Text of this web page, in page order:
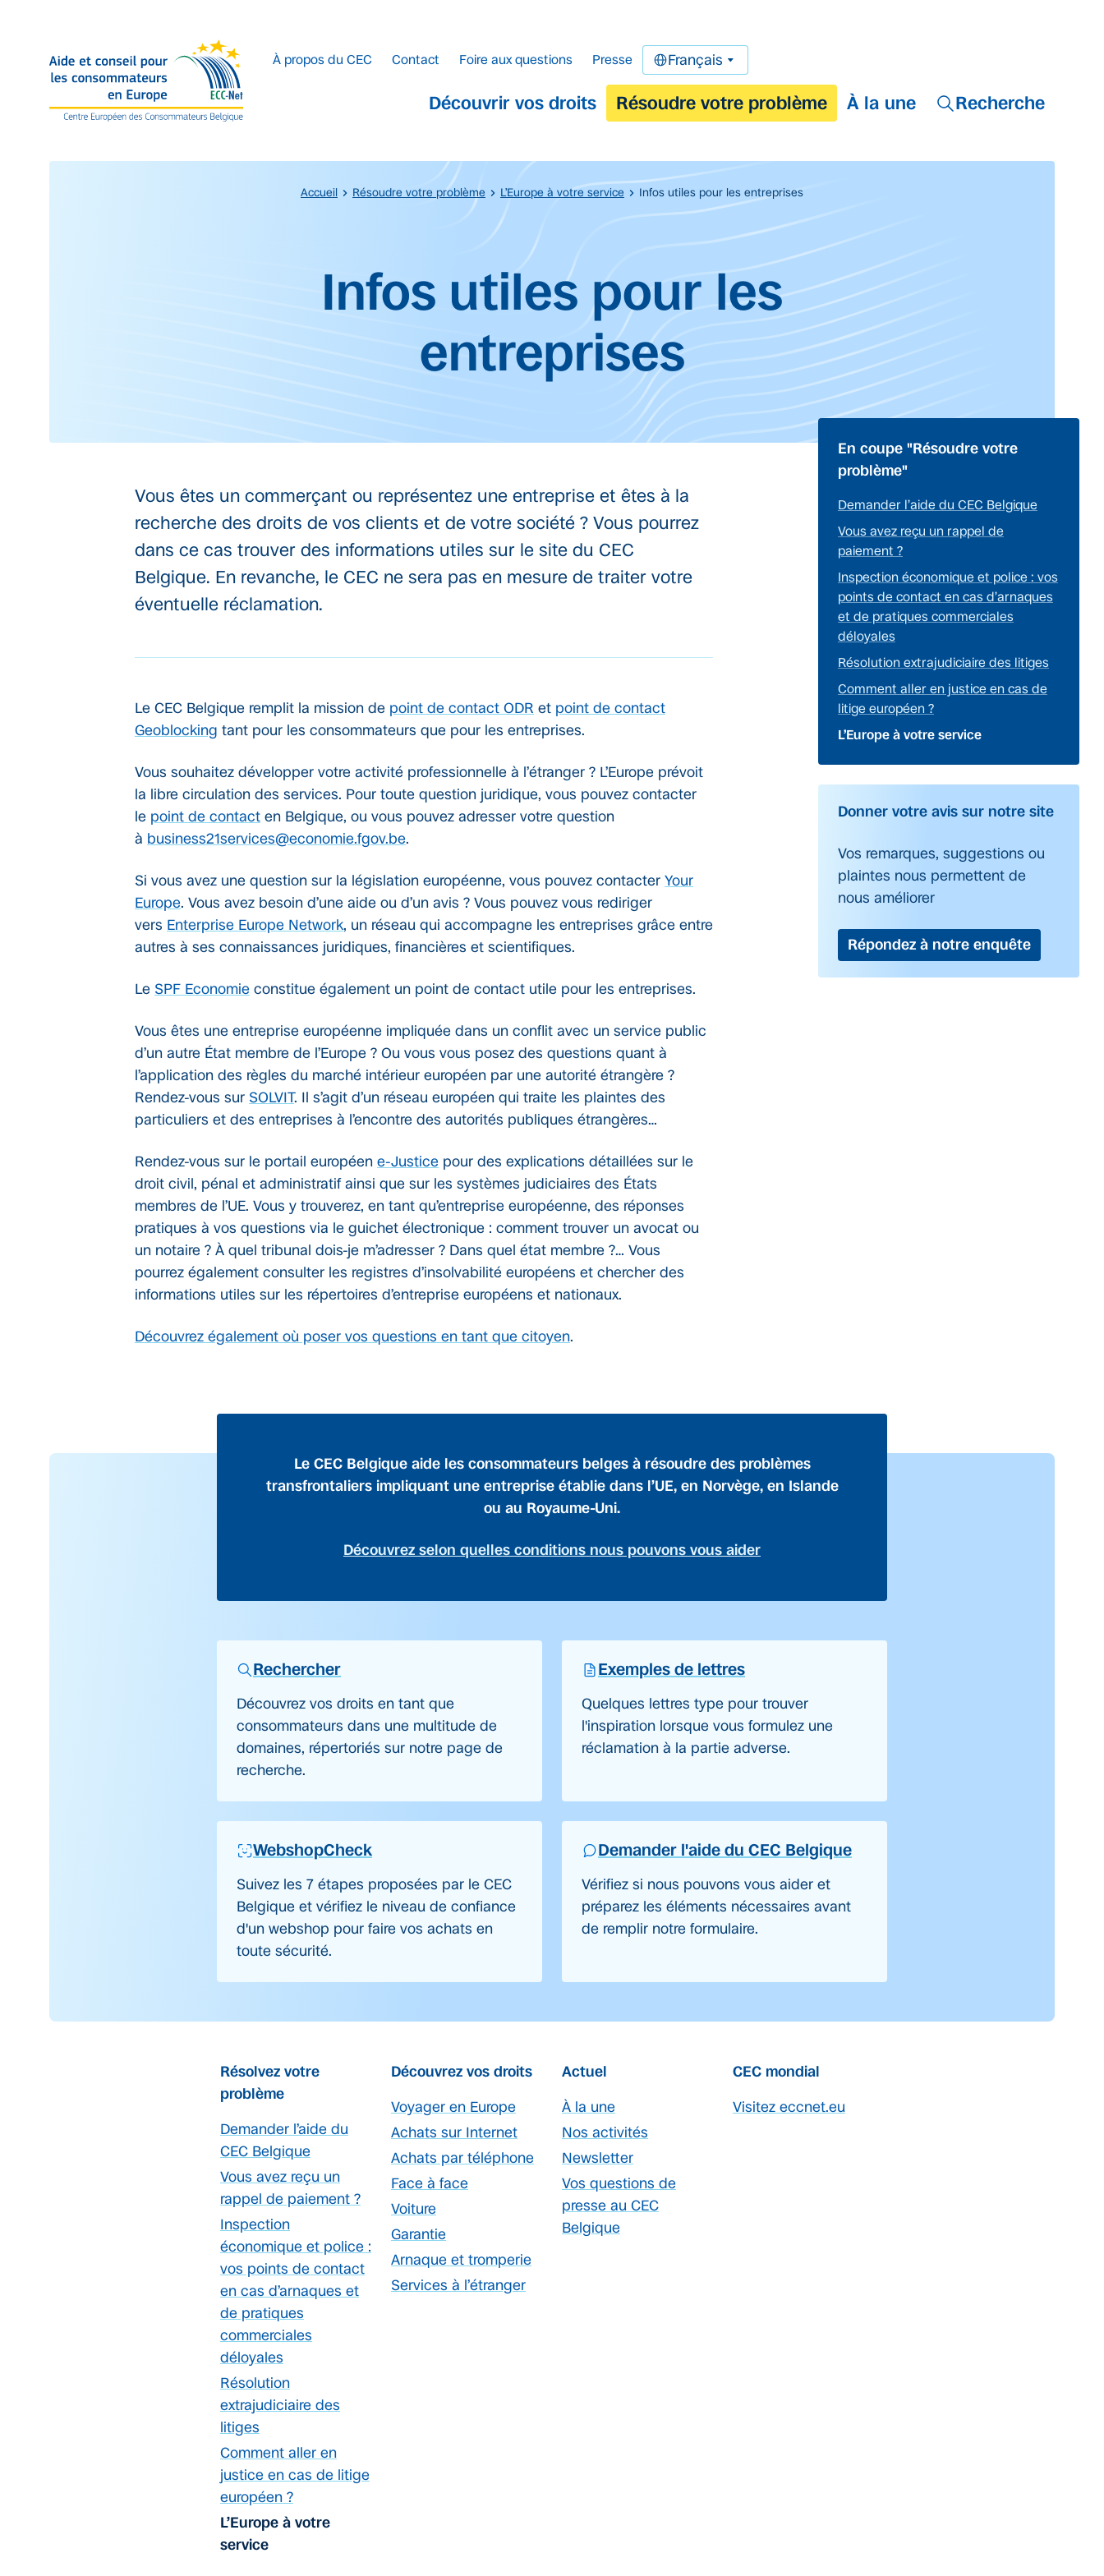
Découvrir vos droits Résoudre votre problème À la une Recherche
À propos du CEC Contact Foire aux questions Presse Français
Accueil Résoudre votre problème L’Europe à votre service Infos utiles pour les entreprises
Infos utiles pour les
entreprises
Vous êtes un commerçant ou représentez une entreprise et êtes à la
recherche des droits de vos clients et de votre société ? Vous pourrez
dans ce cas trouver des informations utiles sur le site du CEC
Belgique. En revanche, le CEC ne sera pas en mesure de traiter votre
éventuelle réclamation.
Le CEC Belgique remplit la mission de point de contact ODR et point de contact
Geoblocking tant pour les consommateurs que pour les entreprises.
Vous souhaitez développer votre activité professionnelle à l’étranger ? L’Europe prévoit
la libre circulation des services. Pour toute question juridique, vous pouvez contacter
le point de contact en Belgique, ou vous pouvez adresser votre question
à business21services@economie.fgov.be.
Si vous avez une question sur la législation européenne, vous pouvez contacter Your
Europe. Vous avez besoin d’une aide ou d’un avis ? Vous pouvez vous rediriger
vers Enterprise Europe Network, un réseau qui accompagne les entreprises grâce entre
autres à ses connaissances juridiques, financières et scientifiques.
Le SPF Economie constitue également un point de contact utile pour les entreprises.
Vous êtes une entreprise européenne impliquée dans un conflit avec un service public
d’un autre État membre de l’Europe ? Ou vous vous posez des questions quant à
l’application des règles du marché intérieur européen par une autorité étrangère ?
Rendez-vous sur SOLVIT. Il s’agit d’un réseau européen qui traite les plaintes des
particuliers et des entreprises à l’encontre des autorités publiques étrangères…
Rendez-vous sur le portail européen e-Justice pour des explications détaillées sur le
droit civil, pénal et administratif ainsi que sur les systèmes judiciaires des États
membres de l’UE. Vous y trouverez, en tant qu’entreprise européenne, des réponses
pratiques à vos questions via le guichet électronique : comment trouver un avocat ou
un notaire ? À quel tribunal dois-je m’adresser ? Dans quel état membre ?… Vous
pourrez également consulter les registres d’insolvabilité européens et chercher des
informations utiles sur les répertoires d’entreprise européens et nationaux.
Découvrez également où poser vos questions en tant que citoyen.
En coupe "Résoudre votre
problème"
Demander l’aide du CEC Belgique
Vous avez reçu un rappel de
paiement ?
Inspection économique et police : vos
points de contact en cas d’arnaques
et de pratiques commerciales
déloyales
Résolution extrajudiciaire des litiges
Comment aller en justice en cas de
litige européen ?
L’Europe à votre service
Donner votre avis sur notre site
Vos remarques, suggestions ou
plaintes nous permettent de
nous améliorer
Répondez à notre enquête
Le CEC Belgique aide les consommateurs belges à résoudre des problèmes
transfrontaliers impliquant une entreprise établie dans l’UE, en Norvège, en Islande
ou au Royaume-Uni.
Découvrez selon quelles conditions nous pouvons vous aider
Rechercher
Découvrez vos droits en tant que
consommateurs dans une multitude de
domaines, répertoriés sur notre page de
recherche.
Exemples de lettres
Quelques lettres type pour trouver
l'inspiration lorsque vous formulez une
réclamation à la partie adverse.
WebshopCheck
Suivez les 7 étapes proposées par le CEC
Belgique et vérifiez le niveau de confiance
d'un webshop pour faire vos achats en
toute sécurité.
Demander l'aide du CEC Belgique
Vérifiez si nous pouvons vous aider et
préparez les éléments nécessaires avant
de remplir notre formulaire.
Résolvez votre
problème
Demander l’aide du
CEC Belgique
Vous avez reçu un
rappel de paiement ?
Inspection
économique et police :
vos points de contact
en cas d’arnaques et
de pratiques
commerciales
déloyales
Résolution
extrajudiciaire des
litiges
Comment aller en
justice en cas de litige
européen ?
L’Europe à votre
service
Découvrez vos droits
Voyager en Europe
Achats sur Internet
Achats par téléphone
Face à face
Voiture
Garantie
Arnaque et tromperie
Services à l’étranger
Actuel
À la une
Nos activités
Newsletter
Vos questions de
presse au CEC
Belgique
CEC mondial
Visitez eccnet.eu